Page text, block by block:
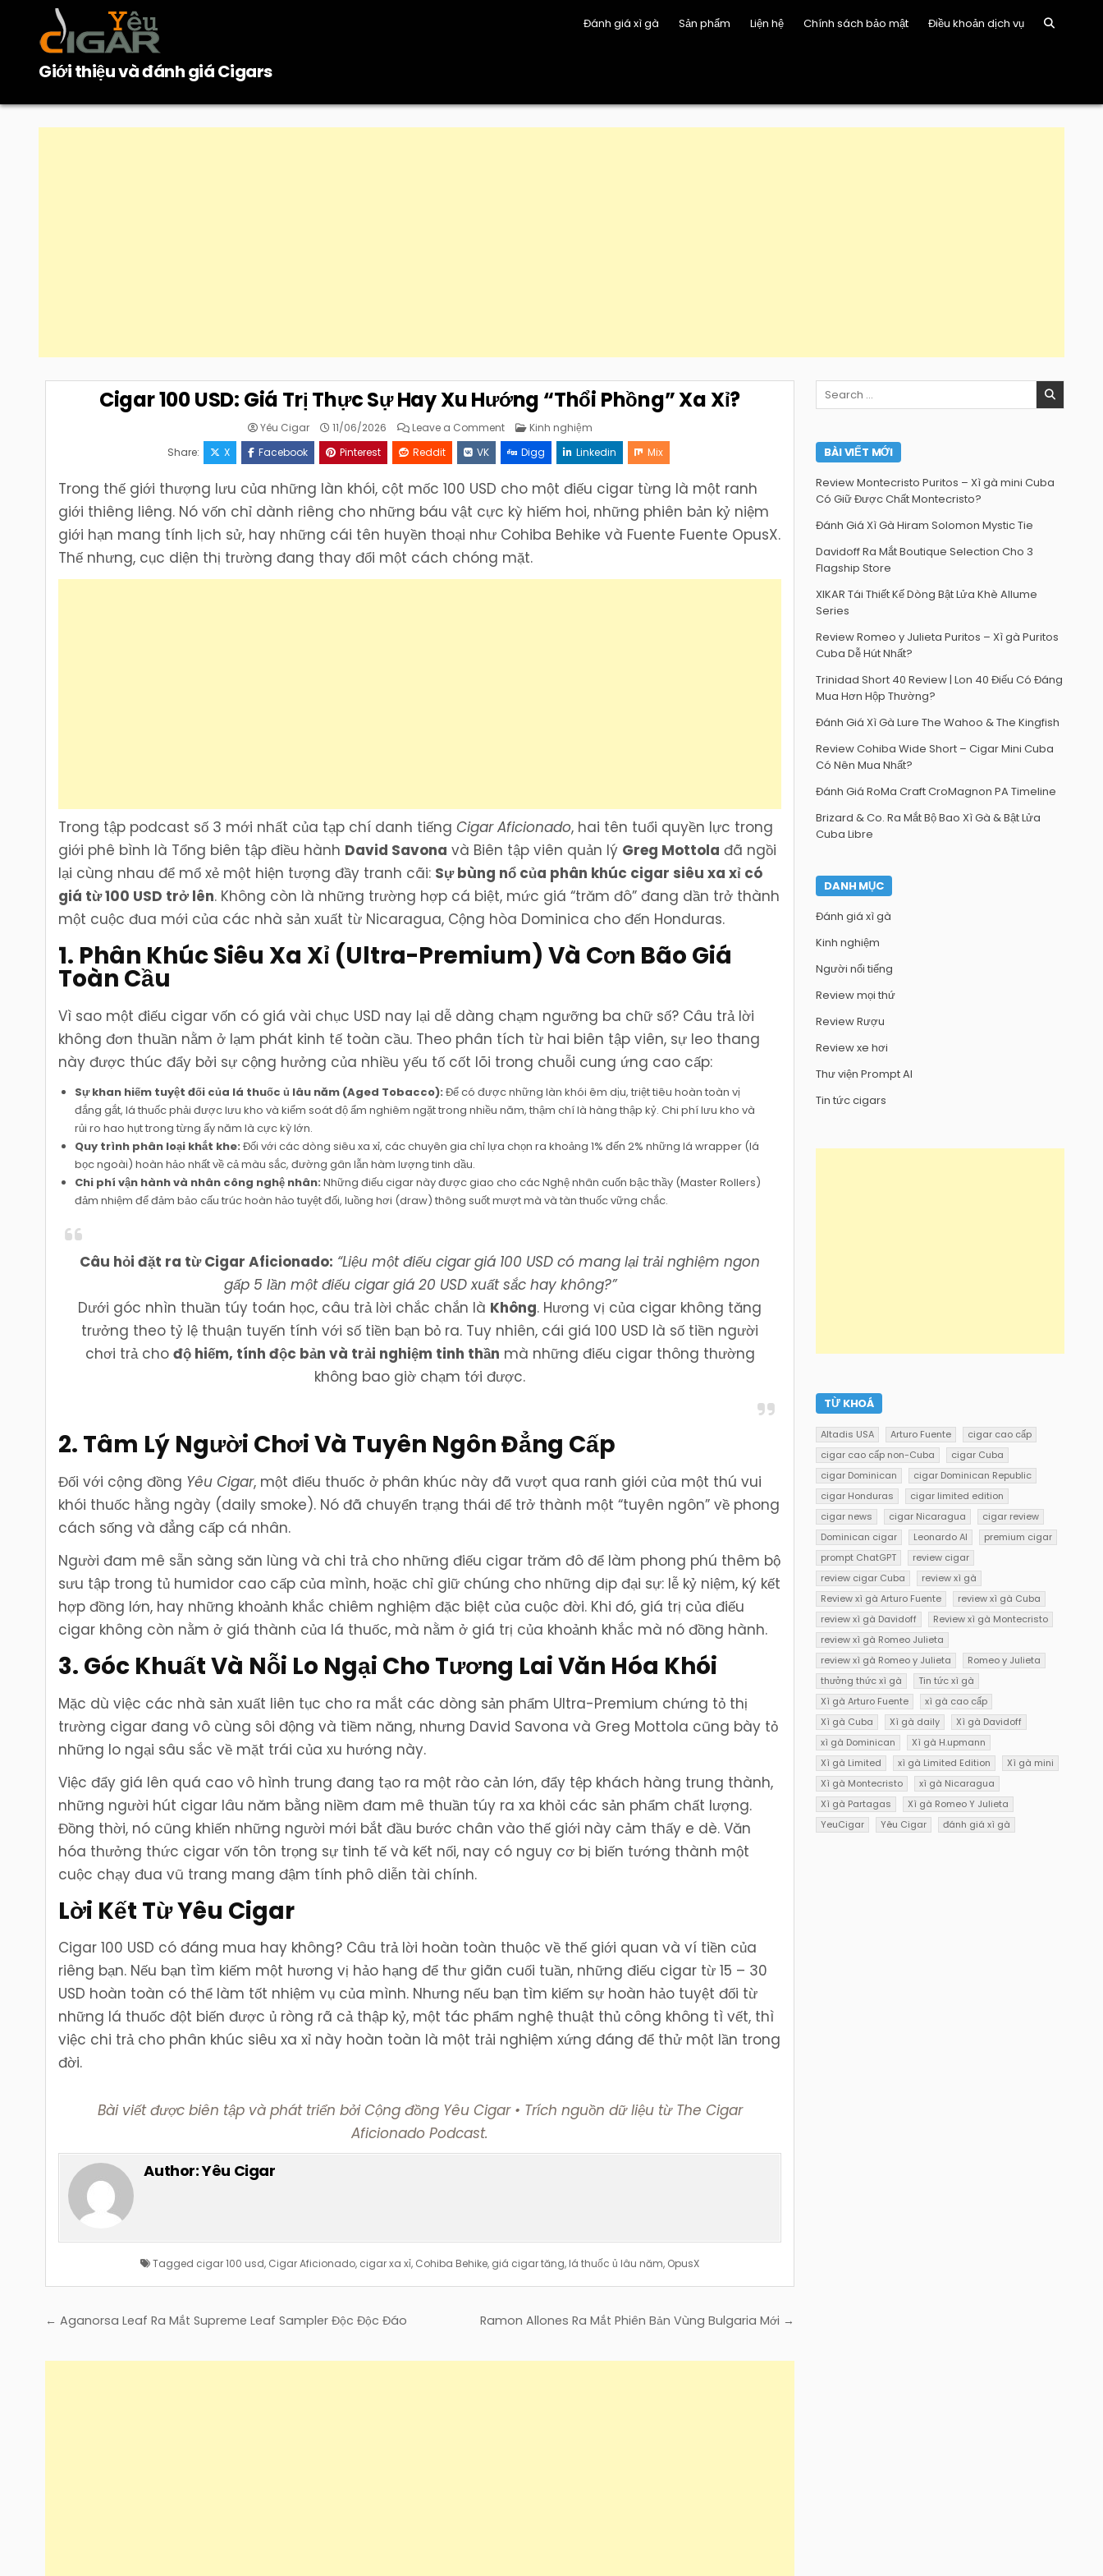
content
Giới thiệu và đánh giá Cigars
Đánh giá xì gà Sản phẩm Liện hệ Chính sách bảo mật Điều khoản dịch vụ
Cigar 100 USD: Giá Trị Thực Sự Hay Xu Hướng “Thổi Phồng” Xa Xỉ?
Yêu Cigar 11/06/2026 Leave a Commenton
Cigar
100
USD:
Giá
Thực
Sự
Hay
Xu
Hướng
“Thổi
Xa
Xỉ?
Posted
Kinh nghiệm
Share:
X Facebook Pinterest Reddit VK Digg Linkedin Mix
Trong thế giới thượng lưu của những làn khói, cột mốc 100 USD cho một điếu cigar từng là một ranh
giới thiêng liêng. Nó vốn chỉ dành riêng cho những báu vật cực kỳ hiếm hoi, những phiên bản kỷ niệm
giới hạn mang tính lịch sử, hay những cái tên huyền thoại như Cohiba Behike và Fuente Fuente OpusX.
Thế nhưng, cục diện thị trường đang thay đổi một cách chóng mặt.
Trong tập podcast số 3 mới nhất của tạp chí danh tiếngCigar Aficionado, hai tên tuổi quyền lực trong
giới phê bình là Tổng biên tập điều hành David Savona và Biên tập viên quản lý Greg Mottola đã ngồi
lại cùng nhau để mổ xẻ một hiện tượng đầy tranh cãi: Sự bùng nổ của phân khúc cigar siêu xa xỉ có
giá từ 100 USD trở lên. Không còn là những trường hợp cá biệt, mức giá “trăm đô” đang dần trở thành
một cuộc đua mới của các nhà sản xuất từ Nicaragua, Cộng hòa Dominica cho đến Honduras.
1. Phân Khúc Siêu Xa Xỉ (Ultra-Premium) Và Cơn Bão Giá
Toàn Cầu
Vì sao một điếu cigar vốn có giá vài chục USD nay lại dễ dàng chạm ngưỡng ba chữ số? Câu trả lời
không đơn thuần nằm ở lạm phát kinh tế toàn cầu. Theo phân tích từ hai biên tập viên, sự leo thang
này được thúc đẩy bởi sự cộng hưởng của nhiều yếu tố cốt lõi trong chuỗi cung ứng cao cấp:
Sự khan hiếm tuyệt đối của lá thuốc ủ lâu năm (Aged Tobacco): Để có được những làn khói êm dịu, triệt tiêu hoàn toàn vị
đắng gắt, lá thuốc phải được lưu kho và kiểm soát độ ẩm nghiêm ngặt trong nhiều năm, thậm chí là hàng thập kỷ. Chi phí lưu kho và
rủi ro hao hụt trong từng ấy năm là cực kỳ lớn.
Quy trình phân loại khắt khe: Đối với các dòng siêu xa xỉ, các chuyên gia chỉ lựa chọn ra khoảng 1% đến 2% những lá wrapper (lá
bọc ngoài) hoàn hảo nhất về cả màu sắc, đường gân lẫn hàm lượng tinh dầu.
Chi phí vận hành và nhân công nghệ nhân: Những điếu cigar này được giao cho các Nghệ nhân cuốn bậc thầy (Master Rollers)
đảm nhiệm để đảm bảo cấu trúc hoàn hảo tuyệt đối, luồng hơi (draw) thông suốt mượt mà và tàn thuốc vững chắc.
Câu hỏi đặt ra từ Cigar Aficionado: “Liệu một điếu cigar giá 100 USD có mang lại trải nghiệm ngon
gấp 5 lần một điếu cigar giá 20 USD xuất sắc hay không?”
Dưới góc nhìn thuần túy toán học, câu trả lời chắc chắn là Không. Hương vị của cigar không tăng
trưởng theo tỷ lệ thuận tuyến tính với số tiền bạn bỏ ra. Tuy nhiên, cái giá 100 USD là số tiền người
chơi trả cho độ hiếm, tính độc bản và trải nghiệm tinh thần mà những điếu cigar thông thường
không bao giờ chạm tới được.
2. Tâm Lý Người Chơi Và Tuyên Ngôn Đẳng Cấp
Đối với cộng đồng Yêu Cigar, một điếu thuốc ở phân khúc này đã vượt qua ranh giới của một thú vui
khói thuốc hằng ngày (daily smoke). Nó đã chuyển trạng thái để trở thành một “tuyên ngôn” về phong
cách sống và đẳng cấp cá nhân.
Người đam mê sẵn sàng săn lùng và chi trả cho những điếu cigar trăm đô để làm phong phú thêm bộ
sưu tập trong tủ humidor cao cấp của mình, hoặc chỉ giữ chúng cho những dịp đại sự: lễ kỷ niệm, ký kết
hợp đồng lớn, hay những khoảnh khắc chiêm nghiệm đặc biệt của cuộc đời. Khi đó, giá trị của điếu
cigar không còn nằm ở giá thành của lá thuốc, mà nằm ở giá trị của khoảnh khắc mà nó đồng hành.
3. Góc Khuất Và Nỗi Lo Ngại Cho Tương Lai Văn Hóa Khói
Mặc dù việc các nhà sản xuất liên tục cho ra mắt các dòng sản phẩm Ultra-Premium chứng tỏ thị
trường cigar đang vô cùng sôi động và tiềm năng, nhưng David Savona và Greg Mottola cũng bày tỏ
những lo ngại sâu sắc về mặt trái của xu hướng này.
Việc đẩy giá lên quá cao vô hình trung đang tạo ra một rào cản lớn, đẩy tệp khách hàng trung thành,
những người hút cigar lâu năm bằng niềm đam mê thuần túy ra xa khỏi các sản phẩm chất lượng.
Đồng thời, nó cũng khiến những người mới bắt đầu bước chân vào thế giới này cảm thấy e dè. Văn
hóa thưởng thức cigar vốn tôn trọng sự tinh tế và kết nối, nay có nguy cơ bị biến tướng thành một
cuộc chạy đua vũ trang mang đậm tính phô diễn tài chính.
Lời Kết Từ Yêu Cigar
Cigar 100 USD có đáng mua hay không? Câu trả lời hoàn toàn thuộc về thế giới quan và ví tiền của
riêng bạn. Nếu bạn tìm kiếm một hương vị hảo hạng để thư giãn cuối tuần, những điếu cigar từ 15 – 30
USD hoàn toàn có thể làm tốt nhiệm vụ của mình. Nhưng nếu bạn tìm kiếm sự hoàn hảo tuyệt đối từ
những lá thuốc đột biến được ủ ròng rã cả thập kỷ, một tác phẩm nghệ thuật thủ công không tì vết, thì
việc chi trả cho phân khúc siêu xa xỉ này hoàn toàn là một trải nghiệm xứng đáng để thử một lần trong
đời.
Bài viết được biên tập và phát triển bởi Cộng đồng Yêu Cigar • Trích nguồn dữ liệu từ The Cigar
Aficionado Podcast.
Author:Yêu Cigar
Tagged cigar 100 usd, Cigar Aficionado, cigar xa xỉ, Cohiba Behike, giá cigar tăng, lá thuốc ủ lâu năm, OpusX
Điều
bài
Ramon Allones Ra Mắt Phiên Bản Vùng Bulgaria Mới →
← Aganorsa Leaf Ra Mắt Supreme Leaf Sampler Độc Độc Đáo
Search
for:
BÀI VIẾT MỚI
Review Montecristo Puritos – Xì gà mini Cuba
Có Giữ Được Chất Montecristo?
Đánh Giá Xì Gà Hiram Solomon Mystic Tie
Davidoff Ra Mắt Boutique Selection Cho 3
Flagship Store
XIKAR Tái Thiết Kế Dòng Bật Lửa Khè Allume
Series
Review Romeo y Julieta Puritos – Xì gà Puritos
Cuba Dễ Hút Nhất?
Trinidad Short 40 Review | Lon 40 Điếu Có Đáng
Mua Hơn Hộp Thường?
Đánh Giá Xì Gà Lure The Wahoo & The Kingfish
Review Cohiba Wide Short – Cigar Mini Cuba
Có Nên Mua Nhất?
Đánh Giá RoMa Craft CroMagnon PA Timeline
Brizard & Co. Ra Mắt Bộ Bao Xì Gà & Bật Lửa
Cuba Libre
DANH MỤC
Đánh giá xì gà
Kinh nghiệm
Người nổi tiếng
Review mọi thứ
Review Rượu
Review xe hơi
Thư viện Prompt AI
Tin tức cigars
TỪ KHOÁ
Altadis USA Arturo Fuente
cigar cao cấp
cigar cao cấp non-Cuba
cigar Cuba
cigar Dominican
cigar Dominican Republic
cigar Honduras
cigar limited edition
cigar news
cigar Nicaragua
cigar review
Dominican cigar
Leonardo AI
premium cigar
prompt ChatGPT
review cigar
review cigar Cuba
review xì gà
Review xì gà Arturo Fuente
review xì gà Cuba
review xì gà Davidoff
Review xì gà Montecristo
review xì gà Romeo Julieta
review xì gà Romeo y Julieta
Romeo y Julieta
thưởng thức xì gà
Tin tức xì gà
Xì gà Arturo Fuente
xì gà cao cấp
Xì gà Cuba
Xì gà daily
Xì gà Davidoff
xì gà Dominican
Xì gà H.upmann
Xì gà Limited
xì gà Limited Edition
Xì gà mini
Xì gà Montecristo
xì gà Nicaragua
Xì gà Partagas
Xì gà Romeo Y Julieta
YeuCigar
Yêu Cigar đánh giá xì gà